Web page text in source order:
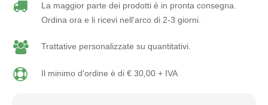
La maggior parte dei prodotti è in pronta consegna.
Ordina ora e li ricevi nell'arco di 2-3 giorni.
Trattative personalizzate su quantitativi.
Il minimo d'ordine è di € 30,00 + IVA